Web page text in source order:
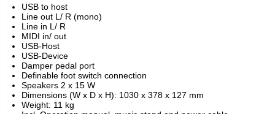
USB to host
Line out L/ R (mono)
Line in L/ R
MIDI in/ out
USB-Host
USB-Device
Damper pedal port
Definable foot switch connection
Speakers 2 x 15 W
Dimensions (W x D x H): 1030 x 378 x 127 mm
Weight: 11 kg